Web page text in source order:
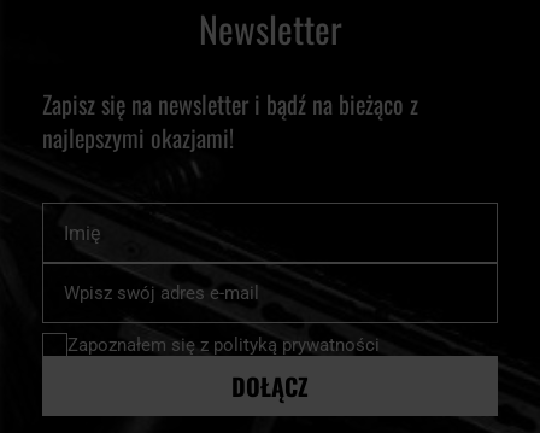
Newsletter
Zapisz się na newsletter i bądź na bieżąco z
najlepszymi okazjami!
nasz
newsletter:
Zapoznałem się z polityką prywatności
DOŁĄCZ